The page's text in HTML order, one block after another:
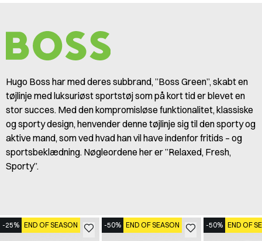
Hugo Boss har med deres subbrand, ”Boss Green”, skabt en
tøjlinje med luksuriøst sportstøj som på kort tid er blevet en
stor succes. Med den kompromisløse funktionalitet, klassiske
og sporty design, henvender denne tøjlinje sig til den sporty og
aktive mand, som ved hvad han vil have indenfor fritids – og
sportsbeklædning. Nøgleordene her er ”Relaxed, Fresh,
Sporty”.
-25% END OF SEASON -50% END OF SEASON -50% END OF